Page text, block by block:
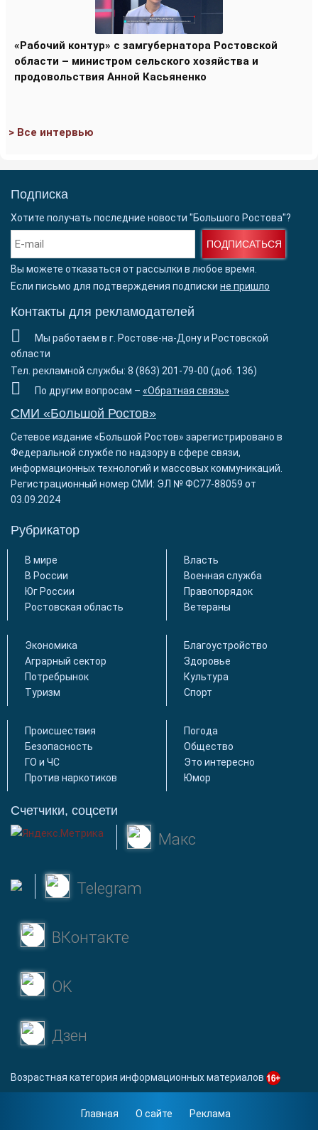
«Рабочий контур» с замгубернатора Ростовской
области – министром сельского хозяйства и
продовольствия Анной Касьяненко
> Все интервью
Подписка
Хотите получать последние новости "Большого Ростова"?
ПОДПИСАТЬСЯ
Вы можете отказаться от рассылки в любое время.
Если письмо для подтверждения подписки не пришло
Контакты для рекламодателей
Мы работаем в г. Ростове-на-Дону и Ростовской
области
Тел. рекламной службы: 8 (863) 201-79-00 (доб. 136)
По другим вопросам – «Обратная связь»
СМИ «Большой Ростов»
Сетевое издание «Большой Ростов» зарегистрировано в
Федеральной службе по надзору в сфере связи,
информационных технологий и массовых коммуникаций.
Регистрационный номер СМИ: ЭЛ № ФС77-88059 от
03.09.2024
Рубрикатор
В мире
В России
Юг России
Ростовская область
Власть
Военная служба
Правопорядок
Ветераны
Экономика
Аграрный сектор
Потребрынок
Туризм
Благоустройство
Здоровье
Культура
Спорт
Происшествия
Безопасность
ГО и ЧС
Против наркотиков
Погода
Общество
Это интересно
Юмор
Счетчики, соцсети
Макс
Telegram
ВКонтакте
OK
Дзен
Возрастная категория информационных материалов
Главная О сайте Реклама